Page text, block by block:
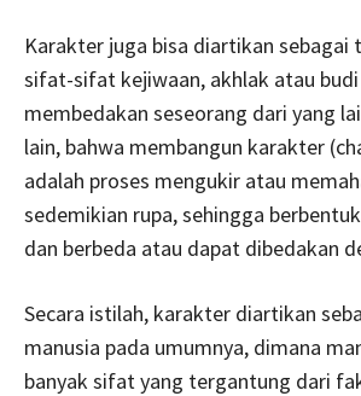
Karakter juga bisa diartikan sebagai
sifat-sifat kejiwaan, akhlak atau
membedakan seseorang dari yang
lain, bahwa membangun karakter
adalah proses mengukir atau
sedemikian rupa, sehingga
dan berbeda atau dapat dibedakan
Secara istilah, karakter diartikan
manusia pada umumnya, dimana
banyak sifat yang tergantung dari